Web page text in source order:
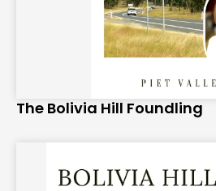
The Bolivia Hill Foundling